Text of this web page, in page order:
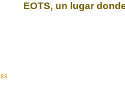
EOTS, un lugar